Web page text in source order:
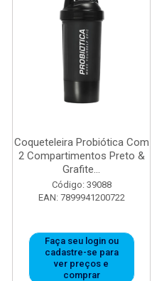
Coqueteleira Probiótica Com
2 Compartimentos Preto &
Grafite...
Código: 39088
EAN: 7899941200722
Faça seu login ou
cadastre-se para
ver preços e
comprar